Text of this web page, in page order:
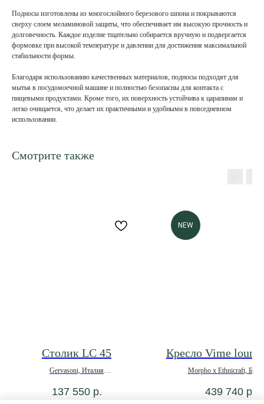
Подносы изготовлены из многослойного березового шпона и покрываются
сверху слоем меламиновой защиты, что обеспечивает им высокую прочность и
долговечность. Каждое изделие тщательно собирается вручную и подвергается
формовке при высокой температуре и давлении для достижения максимальной
стабильности формы.
Благодаря использованию качественных материалов, подносы подходят для
мытья в посудомоечной машине и полностью безопасны для контакта с
пищевыми продуктами. Кроме того, их поверхность устойчива к царапинам и
легко очищается, что делает их практичными и удобными в повседневном
использовании.
Смотрите также
Столик LC 45
Gervasoni, Италия
137 550 р.
NEW
Кресло Vime
Morpho х Ethnicraft,
439 740 р.